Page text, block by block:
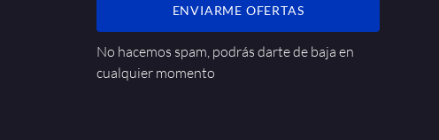
ENVIARME OFERTAS
No hacemos spam, podrás darte de baja en
cualquier momento